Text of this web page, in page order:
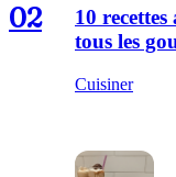
02
10
tous les
Cuisiner